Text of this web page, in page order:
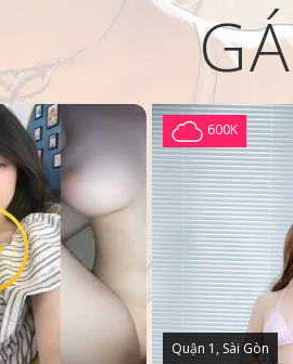
600K
Quận 1, Sài Gòn